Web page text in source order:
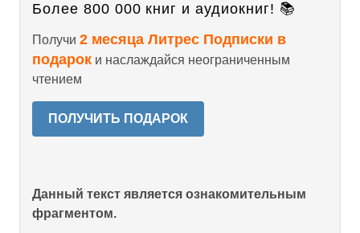
Более 800 000 книг и аудиокниг! 📚
Получи 2 месяца Литрес Подписки в
подарок и наслаждайся неограниченным
чтением
ПОЛУЧИТЬ ПОДАРОК
Данный текст является ознакомительным
фрагментом.